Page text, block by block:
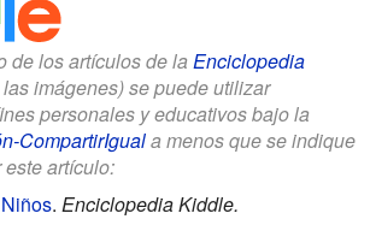
de los artículos de la Enciclopedia
imágenes) se puede utilizar
personales y educativos bajo la
CompartirIguala menos que se indique
artículo:
. Enciclopedia Kiddle.